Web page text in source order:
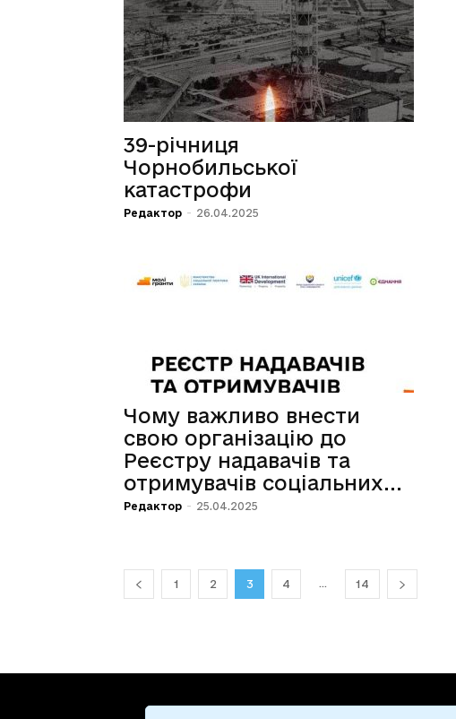
39-річниця
Чорнобильської
катастрофи
Редактор - 26.04.2025
Чому важливо внести
свою організацію до
Реєстру надавачів та
отримувачів соціальних...
Редактор - 25.04.2025
1 2 3 4 ... 14